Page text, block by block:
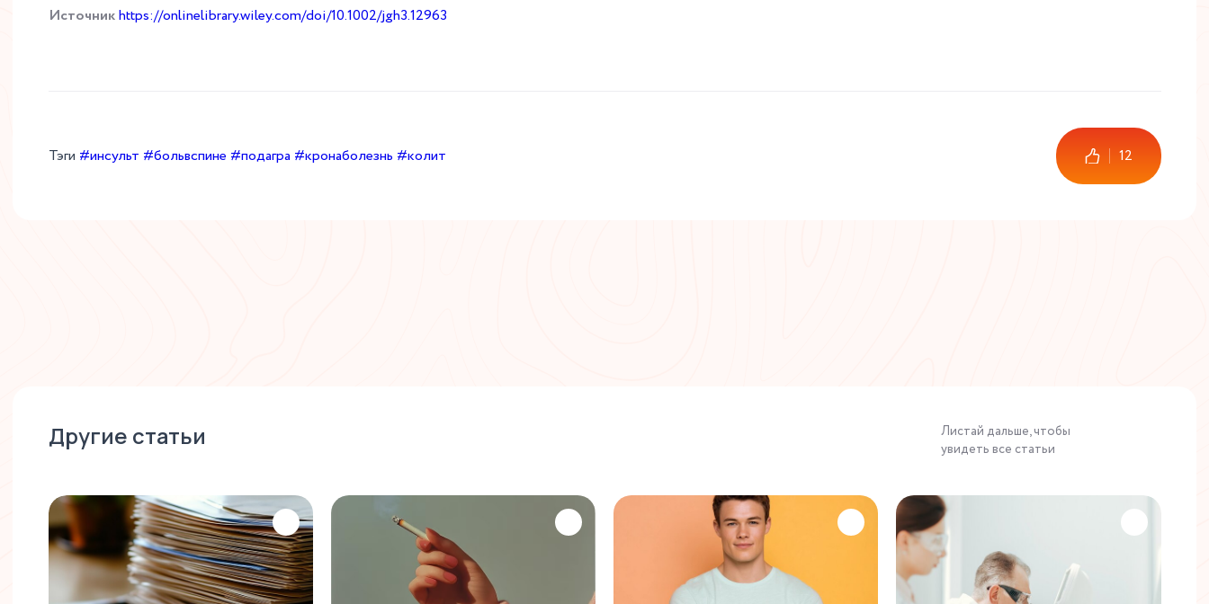
Источникhttps://onlinelibrary.wiley.com/doi/10.1002/jgh3.12963
Тэги #инсульт #больвспине #подагра #кронаболезнь #колит 12
Другие статьи
Листай дальше, чтобы
увидеть все статьи